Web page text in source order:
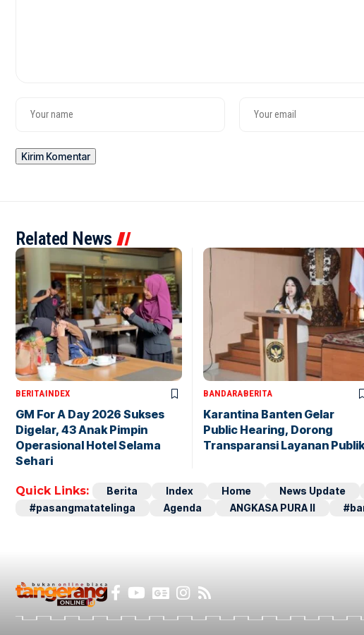
Related News
BERITAINDEX
GM For A Day 2026 Sukses
Digelar, 43 Anak Pimpin
Operasional Hotel Selama
Sehari
BANDARABERITA
Karantina Banten Gelar
Public Hearing, Dorong
Transparansi Layanan Publik
Quick Links: Berita Index Home News Update
#pasangmatatelinga
Agenda ANGKASA PURA II